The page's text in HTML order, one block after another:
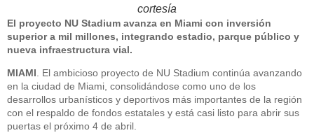
cortesía
El proyecto NU Stadium avanza en Miami con inversión
superior a mil millones, integrando estadio, parque público y
nueva infraestructura vial.
MIAMI. El ambicioso proyecto de NU Stadium continúa avanzando
en la ciudad de Miami, consolidándose como uno de los
desarrollos urbanísticos y deportivos más importantes de la región
con el respaldo de fondos estatales y está casi listo para abrir sus
puertas el próximo 4 de abril.